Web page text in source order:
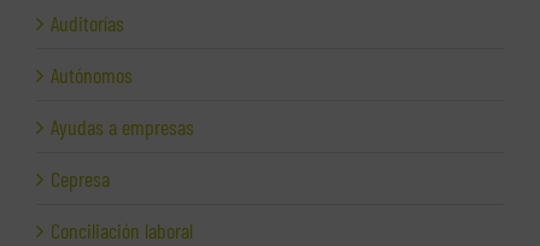
Auditorías
Autónomos
Ayudas a empresas
Cepresa
Conciliación laboral